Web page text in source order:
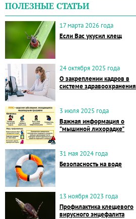
ПОЛЕЗНЫЕ СТАТЬИ
17 марта 2026 года
Если Вас укусил клещ
24 октября 2025 года
О закреплении кадров в
системе здравоохранения
3 июля 2025 года
Важная информация о
"мышиной лихорадке"
31 мая 2024 года
Безопасность на воде
13 ноября 2023 года
Профилактика клещевого
вирусного энцефалита